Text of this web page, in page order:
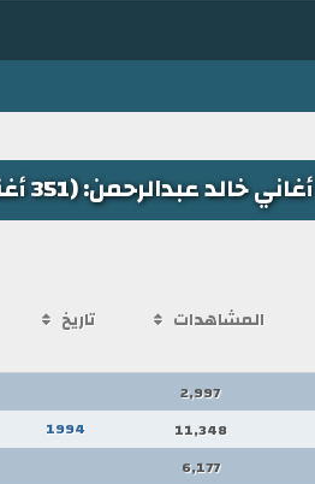
أغاني خالد عبدالرحمن: (351 أغنية)
المشاهدات تاريخ
2,997
11,348
1994
6,177